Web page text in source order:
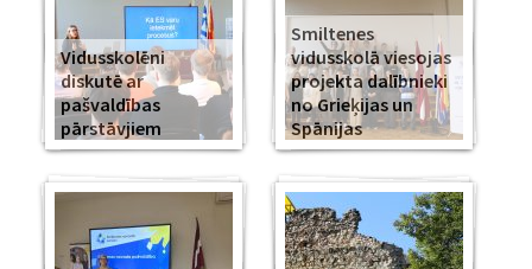
Vidusskolēni
diskutē ar
pašvaldības
pārstāvjiem
Smiltenes
vidusskolā viesojas
projekta dalībnieki
no Grieķijas un
Spānijas